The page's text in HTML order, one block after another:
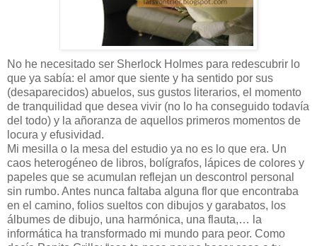
No he necesitado ser Sherlock Holmes para redescubrir lo
que ya sabía: el amor que siente y ha sentido por sus
(desaparecidos) abuelos, sus gustos literarios, el momento
de tranquilidad que desea vivir (no lo ha conseguido todavía
del todo) y la añoranza de aquellos primeros momentos de
locura y efusividad.
Mi mesilla o la mesa del estudio ya no es lo que era. Un
caos heterogéneo de libros, bolígrafos, lápices de colores y
papeles que se acumulan reflejan un descontrol personal
sin rumbo. Antes nunca faltaba alguna flor que encontraba
en el camino, folios sueltos con dibujos y garabatos, los
álbumes de dibujo, una harmónica, una flauta,… la
informática ha transformado mi mundo para peor. Como